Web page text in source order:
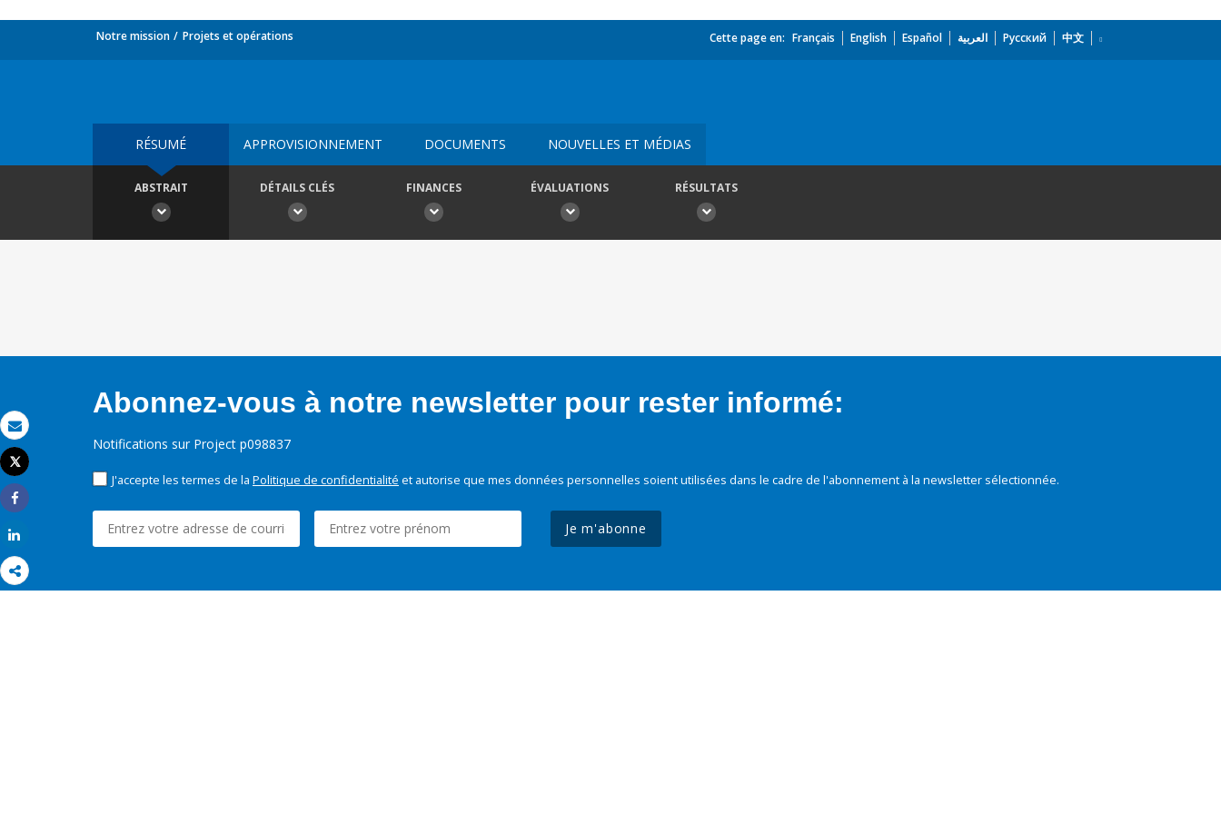
Email
Imprimer
Tweet
Share
Notre mission Projets et opérations Cette page en: Français English Español العربية Русский 中文
RÉSUMÉ APPROVISIONNEMENT DOCUMENTS NOUVELLES ET MÉDIAS
ABSTRAIT DÉTAILS CLÉS FINANCES ÉVALUATIONS RÉSULTATS
Abonnez-vous à notre newsletter pour rester informé:
Notifications sur Project p098837
J'accepte les termes de la Politique de confidentialité et autorise que mes données personnelles soient utilisées dans le cadre de l'abonnement à la newsletter sélectionnée.
Je m'abonne